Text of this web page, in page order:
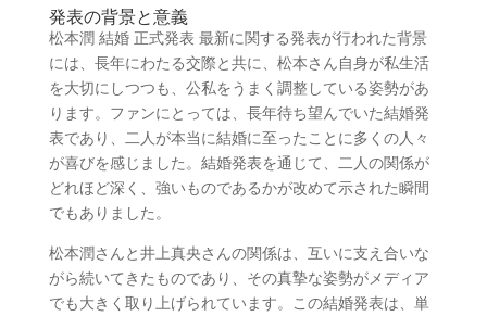
発表の背景と意義
松本潤 結婚 正式発表 最新に関する発表が行われた背景
には、長年にわたる交際と共に、松本さん自身が私生活
を大切にしつつも、公私をうまく調整している姿勢があ
ります。ファンにとっては、長年待ち望んでいた結婚発
表であり、二人が本当に結婚に至ったことに多くの人々
が喜びを感じました。結婚発表を通じて、二人の関係が
どれほど深く、強いものであるかが改めて示された瞬間
でもありました。
松本潤さんと井上真央さんの関係は、互いに支え合いな
がら続いてきたものであり、その真摯な姿勢がメディア
でも大きく取り上げられています。この結婚発表は、単